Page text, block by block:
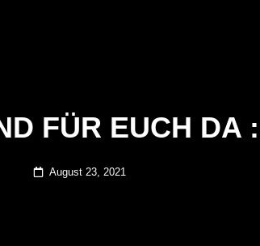
FÜR EUCH DA :
Posted
August 23, 2021